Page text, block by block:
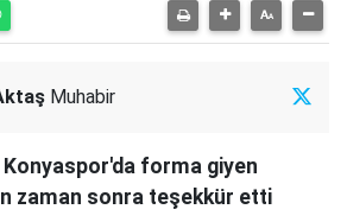
Muhabir
forma giyen
zaman sonra teşekkür etti